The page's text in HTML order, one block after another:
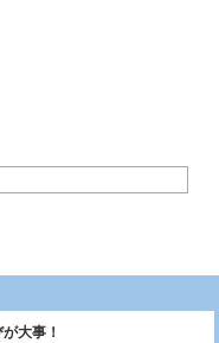
大事！